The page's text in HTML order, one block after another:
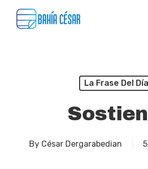
La Frase Del Día
By César Dergarabedian